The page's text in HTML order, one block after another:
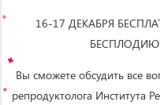
16-17 ДЕКАБРЯ
БЕСПЛОДИЮ
Вы сможете обсудить все
репродуктолога Института